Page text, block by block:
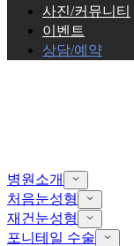
사진/커뮤니티
이벤트
상담/예약
병원소개
처음눈성형
재건눈성형
포니테일 수술